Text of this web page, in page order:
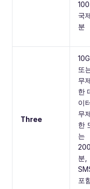
100
국
분
Three
또
무
한
이
무
한
는
200
분,
포